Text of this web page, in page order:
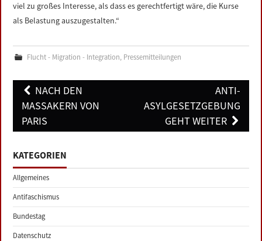
viel zu großes Interesse, als dass es gerechtfertigt wäre, die Kurse
als Belastung auszugestalten.“
Flucht - Migration - Integration, Pressemitteilungen
Post
navigation
NACH DEN
MASSAKERN VON
PARIS
ANTI-
ASYLGESETZGEBUNG
GEHT WEITER
KATEGORIEN
Allgemeines
Antifaschismus
Bundestag
Datenschutz